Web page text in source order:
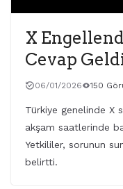
X
Cevap
06/01/2026 150
Türkiye genelinde X
akşam saatlerinde
Yetkililer, sorunun
belirtti.